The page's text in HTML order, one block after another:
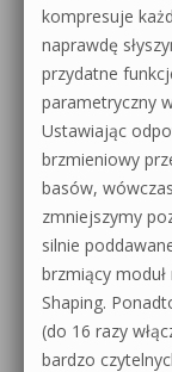
kompresuje
naprawdę
przydatne
parametryczny
Ustawiając
brzmieniowy
basów,
zmniejszymy
silnie
brzmiący
Shaping.
(do 16 razy
bardzo